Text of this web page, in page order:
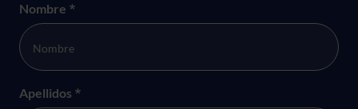
Nombre *
Apellidos *